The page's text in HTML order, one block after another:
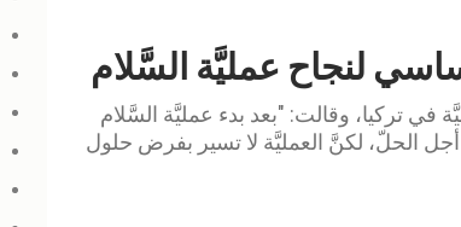
لنجاح عمليَّة السَّلام
تركيا، وقالت: "بعد بدء عمليَّة السَّلام
الحلّ، لكنَّ العمليَّة لا تسير بفرض حلول